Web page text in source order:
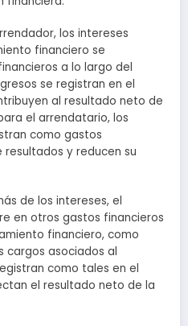
los intereses
financiero se
a lo largo del
se registran en el
al resultado neto de
el arrendatario, los
como gastos
y reducen su
de los intereses, el
en otros gastos financieros
financiero, como
cargos asociados al
como tales en el
el resultado neto de la